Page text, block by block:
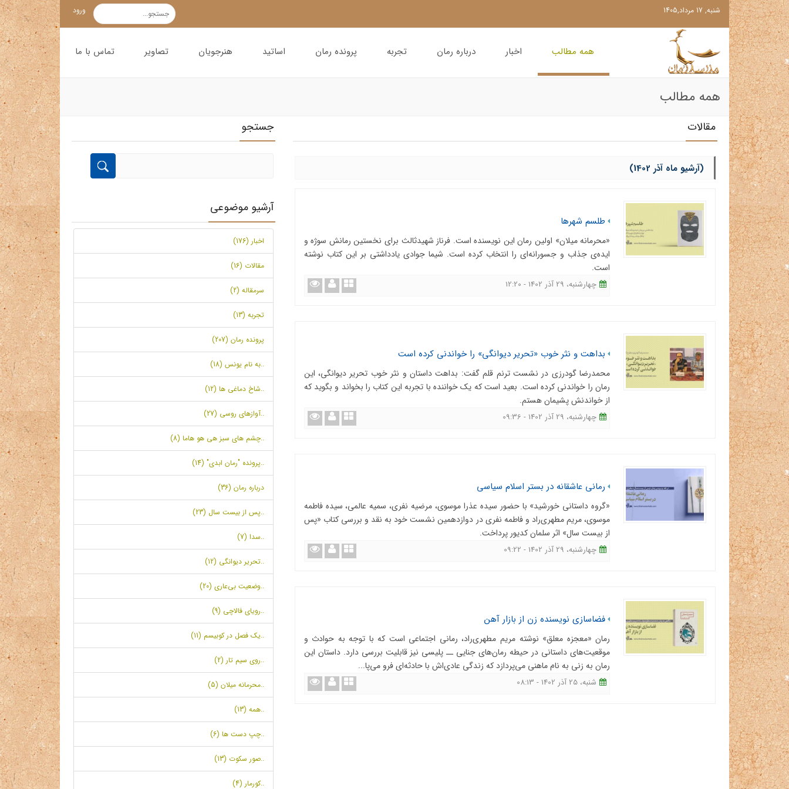
شنبه, 17 مرداد,1405 ورود
همه مطالب اخبار درباره رمان تجربه پرونده رمان اساتید هنرجویان تصاویر تماس با ما
همه مطالب
مقالات
(آرشیو ماه آذر 1402)
طلسم شهرها
«محرمانه میلان» اولین رمان این نویسنده است. فرناز شهیدثالث برای نخستین رمانش سوژه و
ایده‌ی جذاب و جسورانه‌ای را انتخاب کرده است. شیما جوادی یادداشتی بر این کتاب نوشته
است.
چهارشنبه، 29 آذر 1402 - 12:20
بداهت و نثر خوب «تحریر دیوانگی» را خواندنی کرده است
محمدرضا گودرزی در نشست ترنم قلم گفت: بداهت داستان و نثر خوب تحریر دیوانگی، این
رمان را خواندنی کرده است. بعید است که یک خواننده با تجربه این کتاب را بخواند و بگوید که
از خواندنش پشیمان هستم.
چهارشنبه، 29 آذر 1402 - 09:36
رمانی عاشقانه در بستر اسلام سیاسی
«گروه داستانی خورشید» با حضور سیده عذرا موسوی، مرضیه نفری، سمیه عالمی، سیده فاطمه
موسوی، مریم مطهری‌راد و فاطمه نفری در دوازدهمین نشست خود به نقد و بررسی کتاب «پس
از بیست سال» اثر سلمان کدیور پرداخت.
چهارشنبه، 29 آذر 1402 - 09:22
فضاسازی نویسنده زن از بازار آهن
رمان «معجزه معلق» نوشته مریم مطهری‌راد، رمانی اجتماعی است که با توجه به حوادث و
موقعیت‌های داستانی در حیطه رمان‌های جنایی ــ پلیسی نیز قابلیت بررسی دارد. داستان این
رمان به زنی به نام ماهنی می‌پردازد که زندگی عادی‌اش با حادثه‌ای فرو می‌پا...
شنبه، 25 آذر 1402 - 08:13
جستجو
آرشیو موضوعی
اخبار (176)
مقالات (16)
سرمقاله (2)
تجربه (13)
پرونده رمان (207)
..به نام یونس (18)
..شاخ دماغی ها (12)
..آوازهای روسی (27)
..چشم های سبز هی هو هاما (8)
..پرونده "رمان ابدی" (14)
درباره رمان (36)
..پس از بیست سال (23)
..سدا (7)
..تحریر دیوانگی (12)
..وضعیت بی‌عاری (20)
..رویای فالاچی (9)
..یک فصل در کوبیسم (11)
..روی سیم تار (2)
..محرمانه میلان (5)
..همه (13)
..چپ دست ها (6)
..صور سکوت (13)
..کورمار (4)